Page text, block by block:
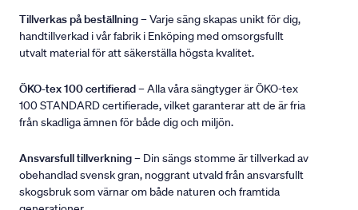
Tillverkas på beställning– Varje säng skapas unikt för dig,
handtillverkad i vår fabrik i Enköping med omsorgsfullt
utvalt material för att säkerställa högsta kvalitet.
ÖKO-tex 100 certifierad– Alla våra sängtyger är ÖKO-tex
100 STANDARD certifierade, vilket garanterar att de är fria
från skadliga ämnen för både dig och miljön.
Ansvarsfull tillverkning– Din sängs stomme är tillverkad av
obehandlad svensk gran, noggrant utvald från ansvarsfullt
skogsbruk som värnar om både naturen och framtida